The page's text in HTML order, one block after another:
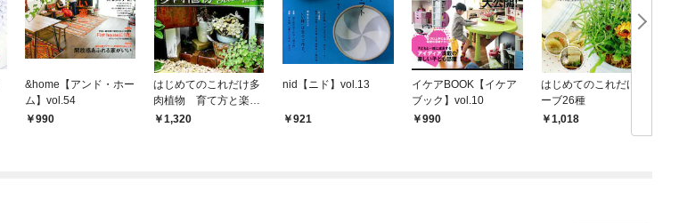
&home【アンド・ホー
ム】vol.54
990
はじめてのこれだけ多
肉植物 育て方と楽し
み方1,320
nid【ニド】vol.13
921
イケアBOOK【イケア
ブック】vol.10
990
はじめてのこれだけハ
ーブ26種
1,018